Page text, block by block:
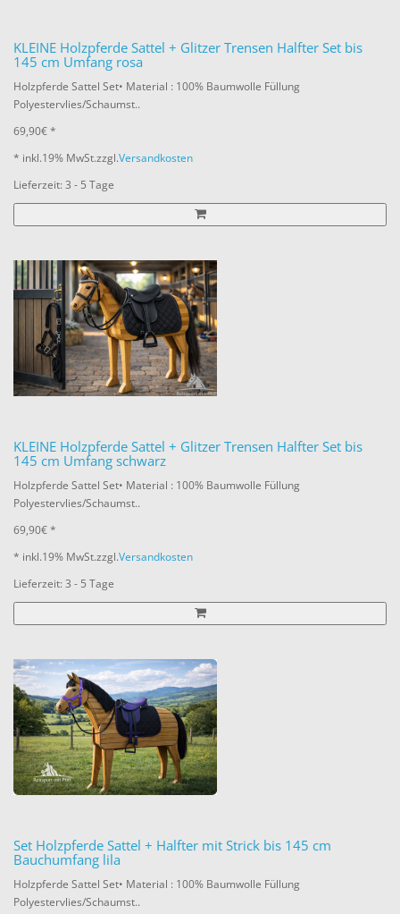
KLEINE Holzpferde Sattel + Glitzer Trensen Halfter Set bis
145 cm Umfang rosa
Holzpferde Sattel Set• Material : 100% Baumwolle Füllung
Polyestervlies/Schaumst..
69,90€ *
* inkl.19% MwSt.zzgl.Versandkosten
Lieferzeit: 3 - 5 Tage
KLEINE Holzpferde Sattel + Glitzer Trensen Halfter Set bis
145 cm Umfang schwarz
Holzpferde Sattel Set• Material : 100% Baumwolle Füllung
Polyestervlies/Schaumst..
69,90€ *
* inkl.19% MwSt.zzgl.Versandkosten
Lieferzeit: 3 - 5 Tage
Set Holzpferde Sattel + Halfter mit Strick bis 145 cm
Bauchumfang lila
Holzpferde Sattel Set• Material : 100% Baumwolle Füllung
Polyestervlies/Schaumst..